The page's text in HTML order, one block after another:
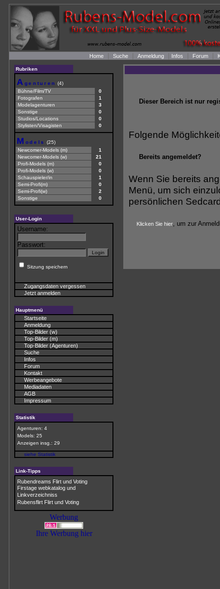
Home| Suche| Anmeldung| Infos Forum|
Rubriken
A genturen (4)
Bühne/Film/TV
0
Fotografen
1
Modelagenturen
3
Sonstige
0
Studios/Locations
0
Stylisten/Visagisten
0
M odels
(25)
Newcomer-Models (m)
1
Newcomer-Models (w)
21
Profi-Models (m)
0
Profi-Models (w)
0
Schauspieler/in
1
Semi-Profi(m)
0
Semi-Profi(w)
2
Sonstige
0
User-Login
Username:
Passwort:
Sitzung speichern
Zugangsdaten vergessen
Jetzt anmelden
Hauptmenü
Startseite
Anmeldung
Top-Bilder (w)
Top-Bilder (m)
Top-Bilder (Agenturen)
Suche
Infos
Forum
Kontakt
Werbeangebote
Mediadaten
AGB
Impressum
Statistik
Agenturen: 4
Models: 25
Anzeigen insg.: 29
siehe Statistik
Link-Tipps
Rubendreams Flirt und Voting
Firstage webkatalog und
Linkverzeichniss
Rubensflirt Flirt und Voting
Werbung
Ihre Werbung hier
Dieser Bereich ist nur
Folgende
Bereits angemeldet?
Wenn Sie bereits
Menü, um sich
persönlichen
Klicken Sie hier, um zur